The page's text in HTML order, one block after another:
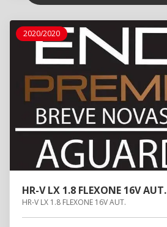
2020/2020
HR-V LX 1.8 FLEXONE 16V AUT.
HR-V LX 1.8 FLEXONE 16V AUT.